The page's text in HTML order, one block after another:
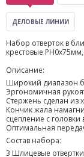
ДЕЛОВЫЕ ЛИНИИ
Набор отверток в
крестовые
Описание:
Широкий диапазон
Эргономичная
Стержень сделан из
Кончик жала
сцепление с головки
Оптимальная
Состав набора:
3 Шлицевые